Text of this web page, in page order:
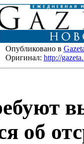
Опубликовано в
Оригинал: http://
об